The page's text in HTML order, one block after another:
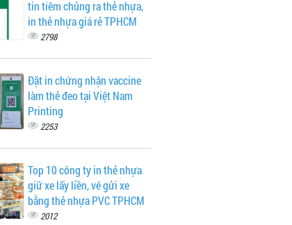
tin tiêm chủng ra thẻ nhựa,
in thẻ nhựa giá rẻ TPHCM
2798
Đặt in chứng nhận vaccine
làm thẻ đeo tại Việt Nam
Printing
2253
Top 10 công ty in thẻ nhựa
giữ xe lấy liền, vé gửi xe
bằng thẻ nhựa PVC TPHCM
2012